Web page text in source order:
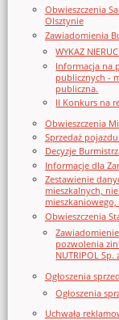
Obwieszczenia
Olsztynie
Zawiadomienia
WYKAZ
Informacja na
publicznych -
publiczna.
II Konkurs na
Obwieszczenia
Sprzedaż
Decyzje
Informacje dla
Zestawienie
mieszkalnych,
Obwieszczenia
pozwolenia
NUTRIPOL Sp.
Ogłoszenia
Ogłoszenia
Uchwała